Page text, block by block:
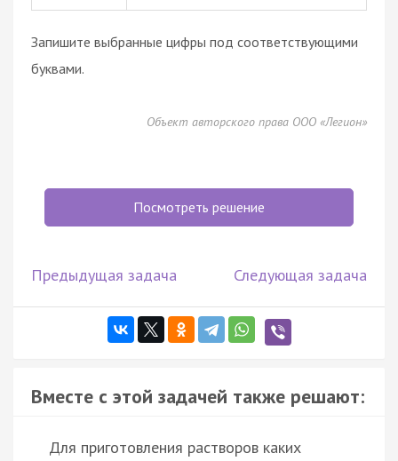
Запишите выбранные цифры под соответствующими
буквами.
Объект авторского права ООО «Легион»
Посмотреть решение
Предыдущая задача Следующая задача
Вместе с этой задачей также решают:
Для приготовления растворов каких